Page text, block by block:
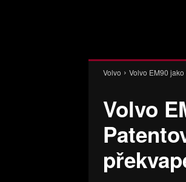
Volvo Volvo EM90
Volvo